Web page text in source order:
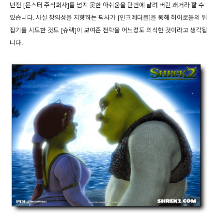
년전 [몬스터 주식회사]를 넘지 못한 아쉬움을 단번에 날려 버린 쾌거라 할 수
있습니다. 사실 창의성을 지향하는 픽사가 [인크레더블]을 통해 히어로물의 뒤
집기를 시도한 것도 [슈렉]이 보여준 전략을 어느정도 의식한 것이라고 생각됩
니다.